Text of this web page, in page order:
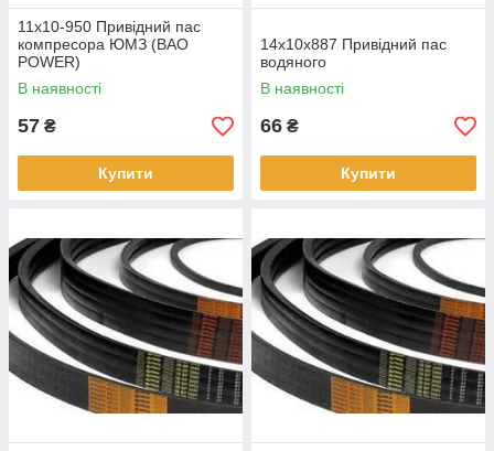
11х10-950 Привідний пас
компресора ЮМЗ (BAO
POWER)
В наявності
57 ₴
Купити
14х10х887 Привідний пас
водяного
В наявності
66 ₴
Купити